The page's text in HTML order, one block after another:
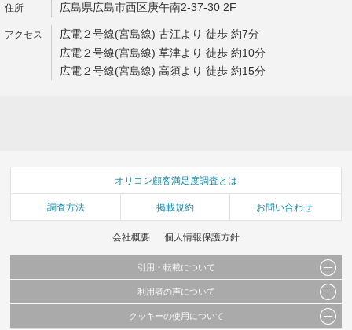
広島県広島市西区庚午南2-37-30 2F
広電２号線(宮島線) 古江より 徒歩 約7分
広電２号線(宮島線) 草津より 徒歩 約10分
広電２号線(宮島線) 高須より 徒歩 約15分
オリコン顧客満足度調査とは
調査方法 掲載規約 お問い合わせ
会社概要 個人情報保護方針
引用・転載について
当サイトで公開されている情報（文字、写真、イラスト、画像データ等）及びこれらの配
これらの情報を権利者の許可なく無断転載・複製などの二次利用を行うことは固く禁じて
利用者の声について
当サイトに掲載している内容はすべてサービスの利用者が提出された見解・感想です。
クッキーの使用について